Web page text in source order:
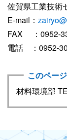
佐賀県工業技
E-mail：
FAX ：0952-
電話 ：0952-
このペー
材料環境部